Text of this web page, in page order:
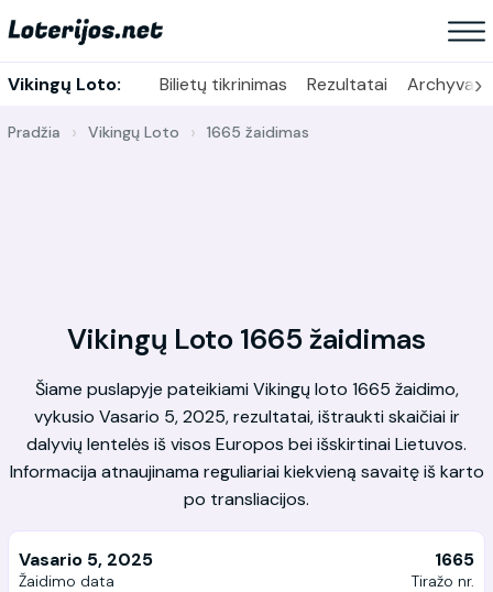
Vikingų Loto: Bilietų tikrinimas Rezultatai Archyvas
›
Pradžia Vikingų Loto 1665 žaidimas
Vikingų Loto 1665 žaidimas
Šiame puslapyje pateikiami Vikingų loto 1665 žaidimo,
vykusio Vasario 5, 2025, rezultatai, ištraukti skaičiai ir
dalyvių lentelės iš visos Europos bei išskirtinai Lietuvos.
Informacija atnaujinama reguliariai kiekvieną savaitę iš karto
po transliacijos.
Vasario 5, 2025
Žaidimo data
1665
Tiražo nr.